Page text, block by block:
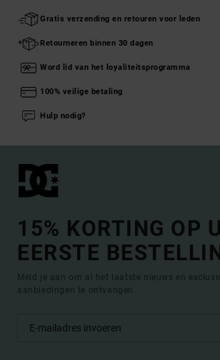
Gratis verzending en retouren voor leden
Retourneren binnen 30 dagen
Word lid van het loyaliteitsprogramma
100% veilige betaling
Hulp nodig?
15% KORTING OP
EERSTE
Meld je aan om al het laatste nieuws en
aanbiedingen te ontvangen.